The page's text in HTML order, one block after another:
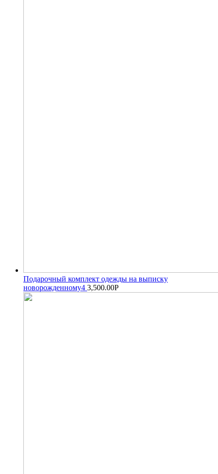
Подарочный комплект одежды на выписку
новорожденному4 3,500.00Р